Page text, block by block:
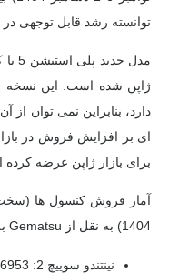
توانسته رشد قابل توجهی
دارد، بنابراین نمی توان
برای بازار ژاپن عرضه
1404) به نقل از Gematsu به شرح زیر است:
نینتندو سوییچ 2: 126953 واحد